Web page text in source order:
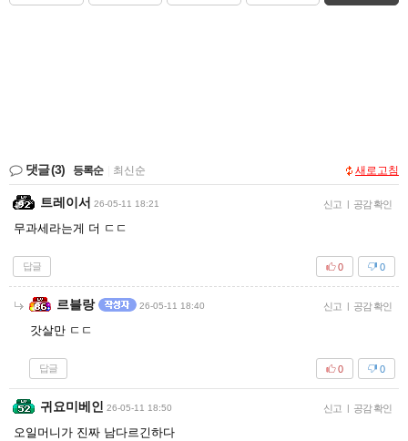
댓글(3) 등록순 최신순 새로고침
트레이서 26-05-11 18:21 신고 | 공감 확인
무과세라는게 더 ㄷㄷ
답글 0
0
르블랑 26-05-11 18:40 신고 | 공감 확인
갓살만 ㄷㄷ
답글 0
0
귀요미베인 26-05-11 18:50 신고 | 공감 확인
오일머니가 진짜 남다르긴하다